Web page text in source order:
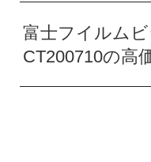
富士フイルム
CT200710の高